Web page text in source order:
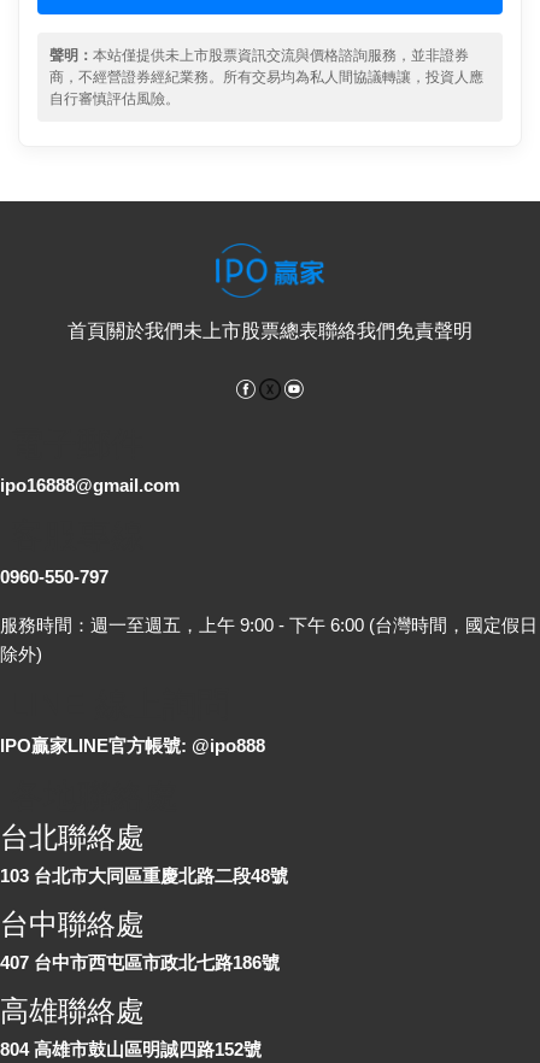
聲明： 本站僅提供未上市股票資訊交流與價格諮詢服務，並非證券
商，不經營證券經紀業務。所有交易均為私人間協議轉讓，投資人應
自行審慎評估風險。
首頁關於我們未上市股票總表聯絡我們免責聲明
Facebook
ipo16888@gmail.com
0960-550-797
服務時間：週一至週五，上午 9:00 - 下午 6:00 (台灣時間，國定假日
除外)
IPO贏家LINE官方帳號: @ipo888
台北聯絡處
103 台北市大同區重慶北路二段48號
台中聯絡處
407 台中市西屯區市政北七路186號
高雄聯絡處
804 高雄市鼓山區明誠四路152號